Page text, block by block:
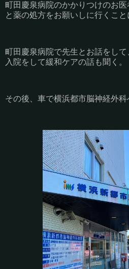
町田慶泉病院のかかりつけのお
と薬の処方をお願いしに行くこと
町田慶泉病院で先生とお話をして
入院をして緩和ケアの話も聞く。
その後、車で横浜都市脳神経外科